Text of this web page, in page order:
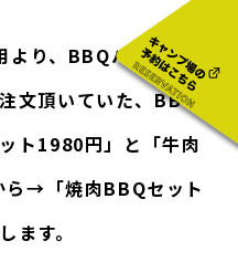
り、BBQハウスや七
文頂いていた、BBQ
ト1980円」と「牛肉
ら→ 「焼肉BBQセット
ます。